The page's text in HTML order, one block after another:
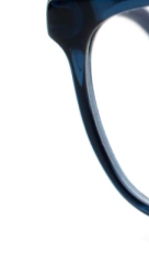
35
Altezza